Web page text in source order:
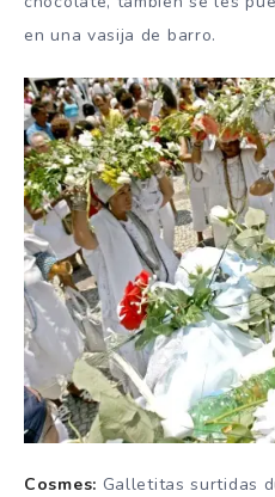
en una vasija de barro.
Cosmes: Galletitas surtidas